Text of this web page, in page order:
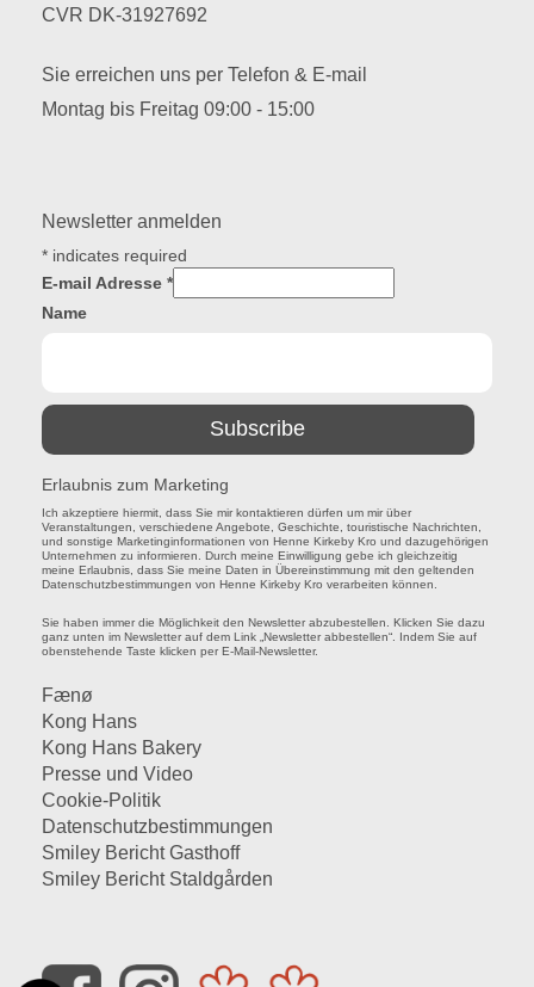
CVR DK-31927692
Sie erreichen uns per Telefon & E-mail
Montag bis Freitag 09:00 - 15:00
Newsletter anmelden
* indicates required
E-mail Adresse *
Name
Erlaubnis zum Marketing
Ich akzeptiere hiermit, dass Sie mir kontaktieren dürfen um mir über
Veranstaltungen, verschiedene Angebote, Geschichte, touristische Nachrichten,
und sonstige Marketinginformationen von Henne Kirkeby Kro und dazugehörigen
Unternehmen zu informieren. Durch meine Einwilligung gebe ich gleichzeitig
meine Erlaubnis, dass Sie meine Daten in Übereinstimmung mit den geltenden
Datenschutzbestimmungen von Henne Kirkeby Kro verarbeiten können.
Sie haben immer die Möglichkeit den Newsletter abzubestellen. Klicken Sie dazu
ganz unten im Newsletter auf dem Link „Newsletter abbestellen“. Indem Sie auf
obenstehende Taste klicken per E-Mail-Newsletter.
Fænø
Kong Hans
Kong Hans Bakery
Presse und Video
Cookie-Politik
Datenschutzbestimmungen
Smiley Bericht Gasthoff
Smiley Bericht Staldgården